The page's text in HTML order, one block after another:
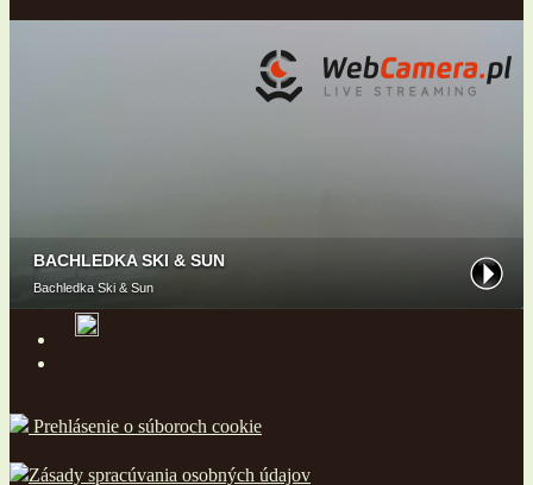
Prehlásenie o súboroch cookie
Zásady spracúvania osobných údajov